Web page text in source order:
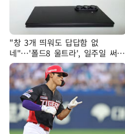
"창 3개 띄워도 답답함 없
네"…'폴드8 울트라', 일주일 써보
니